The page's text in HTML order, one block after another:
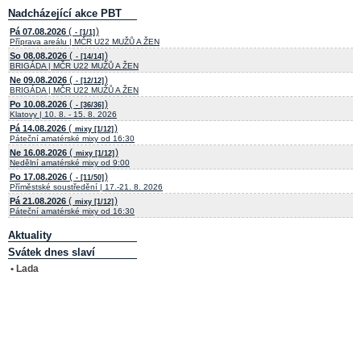
Nadcházející akce PBT
Pá 07.08.2026 ( - [1/1] )
Příprava areálu | MČR U22 MUŽŮ A ŽEN
So 08.08.2026 ( - [14/14] )
BRIGÁDA | MČR U22 MUŽŮ A ŽEN
Ne 09.08.2026 ( - [12/12] )
BRIGÁDA | MČR U22 MUŽŮ A ŽEN
Po 10.08.2026 ( - [36/36] )
Klatovy | 10. 8. - 15. 8. 2026
Pá 14.08.2026 ( mixy [1/12] )
Páteční amatérské mixy od 16:30
Ne 16.08.2026 ( mixy [1/12] )
Nedělní amatérské mixy od 9:00
Po 17.08.2026 ( - [11/50] )
Příměstské soustředění | 17.-21. 8. 2026
Pá 21.08.2026 ( mixy [1/12] )
Páteční amatérské mixy od 16:30
Aktuality
Svátek dnes slaví
• Lada